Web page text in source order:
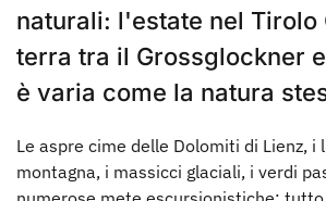
naturali: l'estate nel Tirolo
terra tra il Grossglockner
è varia come la natura
Le aspre cime delle Dolomiti di Lienz, i
montagna, i massicci glaciali, i verdi